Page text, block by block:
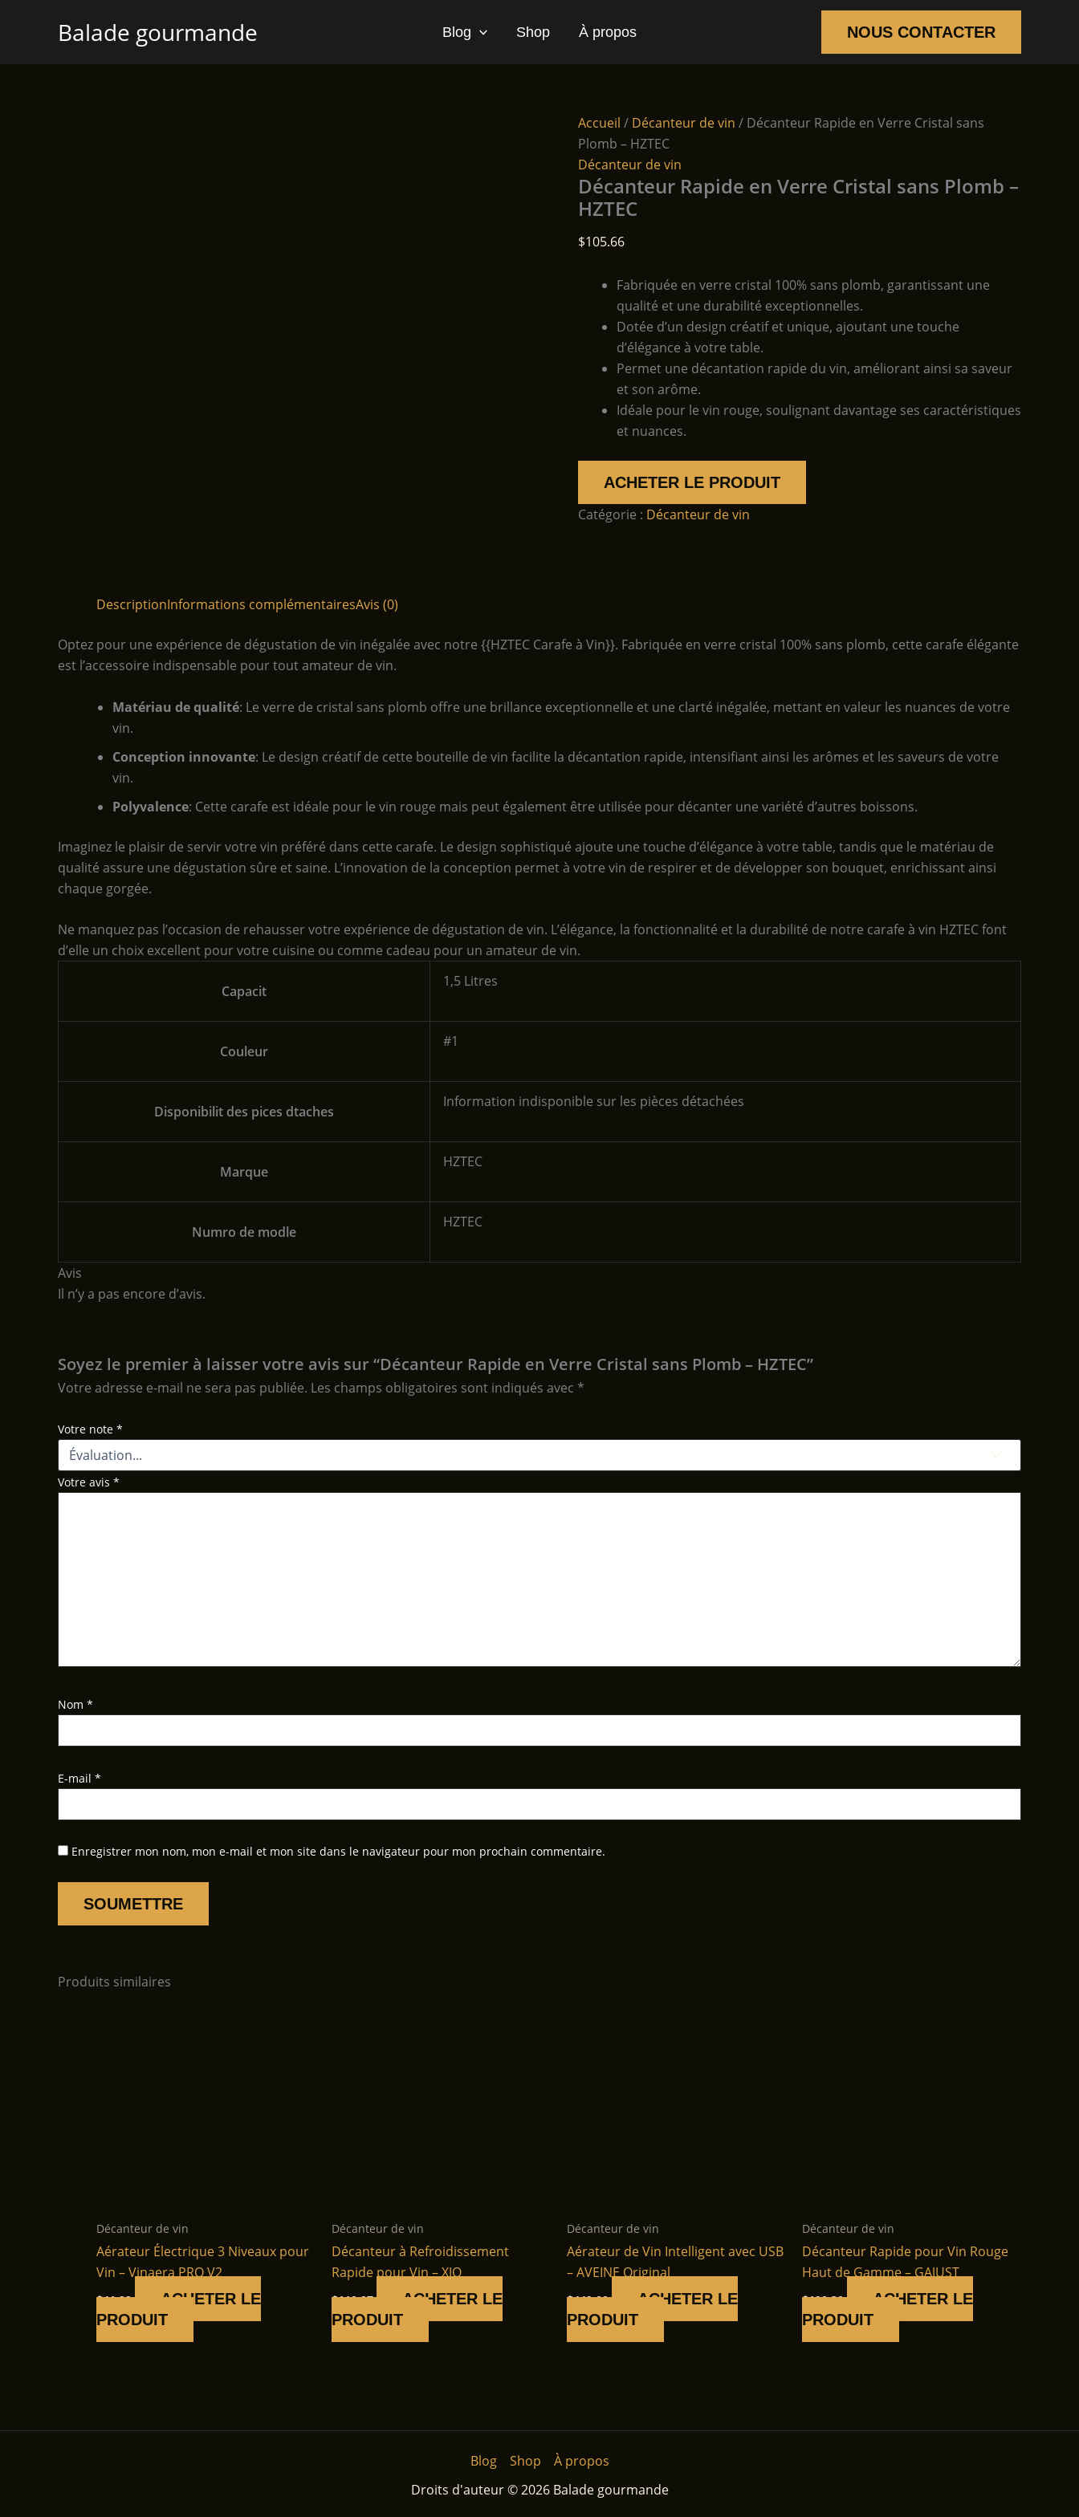
Balade gourmande Blog Shop À propos NOUS CONTACTER
Accueil / Décanteur de vin / Décanteur Rapide en Verre Cristal sans
Plomb – HZTEC
Décanteur de vin
Décanteur Rapide en Verre Cristal sans Plomb –
HZTEC
$105.66
Fabriquée en verre cristal 100% sans plomb, garantissant une
qualité et une durabilité exceptionnelles.
Dotée d’un design créatif et unique, ajoutant une touche
d’élégance à votre table.
Permet une décantation rapide du vin, améliorant ainsi sa saveur
et son arôme.
Idéale pour le vin rouge, soulignant davantage ses caractéristiques
et nuances.
ACHETER LE PRODUIT
Catégorie : Décanteur de vin
DescriptionInformations complémentairesAvis (0)
Optez pour une expérience de dégustation de vin inégalée avec notre {{HZTEC Carafe à Vin}}. Fabriquée en verre cristal 100% sans plomb, cette carafe élégante
est l’accessoire indispensable pour tout amateur de vin.
Matériau de qualité: Le verre de cristal sans plomb offre une brillance exceptionnelle et une clarté inégalée, mettant en valeur les nuances de votre
vin.
Conception innovante: Le design créatif de cette bouteille de vin facilite la décantation rapide, intensifiant ainsi les arômes et les saveurs de votre
vin.
Polyvalence: Cette carafe est idéale pour le vin rouge mais peut également être utilisée pour décanter une variété d’autres boissons.
Imaginez le plaisir de servir votre vin préféré dans cette carafe. Le design sophistiqué ajoute une touche d’élégance à votre table, tandis que le matériau de
qualité assure une dégustation sûre et saine. L’innovation de la conception permet à votre vin de respirer et de développer son bouquet, enrichissant ainsi
chaque gorgée.
Ne manquez pas l’occasion de rehausser votre expérience de dégustation de vin. L’élégance, la fonctionnalité et la durabilité de notre carafe à vin HZTEC font
d’elle un choix excellent pour votre cuisine ou comme cadeau pour un amateur de vin.
Capacit
‎1,5 Litres
Couleur
‎#1
Disponibilit des pices dtaches
‎Information indisponible sur les pièces détachées
Marque
‎HZTEC
Numro de modle
‎HZTEC
Avis
Il n’y a pas encore d’avis.
Soyez le premier à laisser votre avis sur “Décanteur Rapide en Verre Cristal sans Plomb – HZTEC”
Votre adresse e-mail ne sera pas publiée. Les champs obligatoires sont indiqués avec *
Votre note *
Votre avis *
Nom *
E-mail *
Enregistrer mon nom, mon e-mail et mon site dans le navigateur pour mon prochain commentaire.
Produits similaires
Décanteur de vin
Aérateur Électrique 3 Niveaux pour
Vin – Vinaera PRO V2
$41.99
ACHETER LE
PRODUIT
Décanteur de vin
Décanteur à Refroidissement
Rapide pour Vin – XJQ
$110.97
ACHETER LE
PRODUIT
Décanteur de vin
Aérateur de Vin Intelligent avec USB
– AVEINE Original
$449.00
ACHETER LE
PRODUIT
Décanteur de vin
Décanteur Rapide pour Vin Rouge
Haut de Gamme – GAJUST
$190.30
ACHETER LE
PRODUIT
Blog Shop
À propos
Droits d'auteur © 2026 Balade gourmande